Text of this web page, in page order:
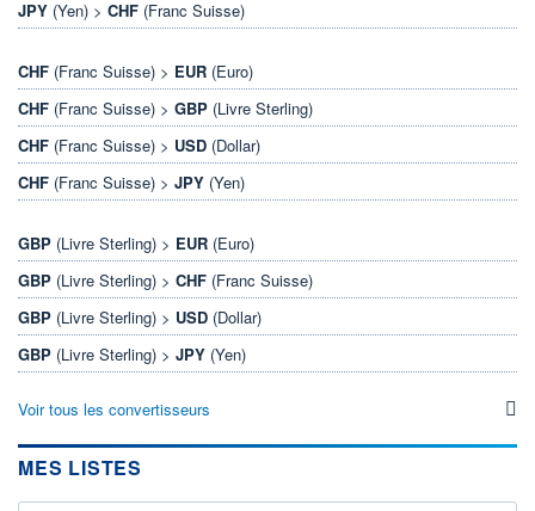
JPY (Yen) > CHF (Franc Suisse)
CHF (Franc Suisse) > EUR (Euro)
CHF (Franc Suisse) > GBP (Livre Sterling)
CHF (Franc Suisse) > USD (Dollar)
CHF (Franc Suisse) > JPY (Yen)
GBP (Livre Sterling) > EUR (Euro)
GBP (Livre Sterling) > CHF (Franc Suisse)
GBP (Livre Sterling) > USD (Dollar)
GBP (Livre Sterling) > JPY (Yen)
Voir tous les convertisseurs
MES LISTES